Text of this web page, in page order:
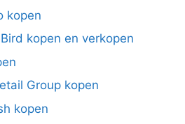
kopen
kopen en verkopen
Group kopen
kopen